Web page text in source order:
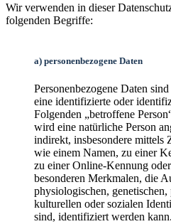
Wir verwenden in dieser
folgenden Begriffe:
a) personenbezogene Daten
Personenbezogene Daten
eine identifizierte oder
Folgenden „betroffene
wird eine natürliche Person
indirekt, insbesondere mittels
wie einem Namen, zu einer
zu einer Online-Kennung
besonderen Merkmalen, die
physiologischen,
kulturellen oder sozialen
sind, identifiziert werden kann.